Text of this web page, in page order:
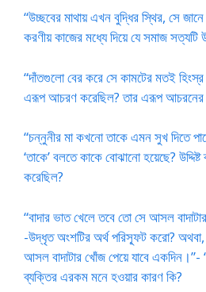
“উচ্ছবের মাথায় এখন বুদ্ধির স্থির, সে
করণীয় কাজের মধ্যে দিয়ে যে সমাজ
“দাঁতগুলো বের করে সে কামটের মতই
এরূপ আচরণ করেছিল? তার এরূপ আচরনের
“চন্নুনীর মা কখনো তাকে এমন সুখ দিতে
‘তাকে’ বলতে কাকে বোঝানো হয়েছে?
করেছিল?
“বাদার ভাত খেলে তবে তো সে আসল
-উদ্ধৃত অংশটির অর্থ পরিস্ফূট করো? অথবা,
আসল বাদাটার খোঁজ পেয়ে যাবে একদিন।”-
ব্যক্তির এরকম মনে হওয়ার কারণ কি?